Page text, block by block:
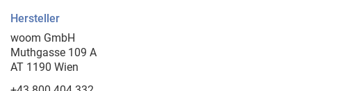
Hersteller
woom GmbH
Muthgasse 109 A
AT 1190 Wien